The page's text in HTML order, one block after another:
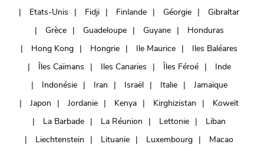
Etats-Unis
Fidji Finlande Géorgie
Gibraltar
Grèce
Guadeloupe Guyane
Honduras
Hong Kong
Hongrie Ile Maurice
Iles Baléares
Îles Caïmans
Iles Canaries Îles Féroé
Inde
Indonésie
Iran Israël Italie
Jamaïque
Japon
Jordanie Kenya Kirghizistan
Koweït
La Barbade
La Réunion Lettonie
Liban
Liechtenstein
Lituanie Luxembourg
Macao